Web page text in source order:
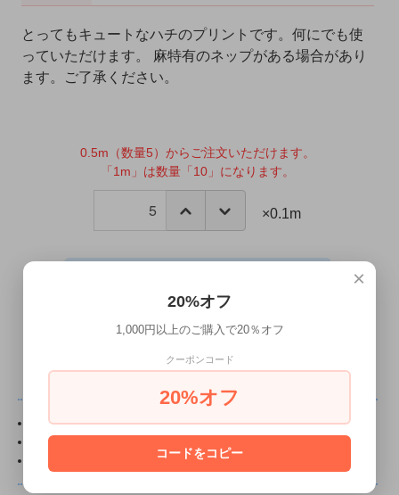
とってもキュートなハチのプリントです。何にでも使
っていただけます。 麻特有のネップがある場合があり
ます。ご了承ください。
0.5m（数量5）からご注文いただけます。
「1m」は数量「10」になります。
×0.1m
商品についてのお問い合わせ
0.5m以上 0.1m単位でカットいたします。
布に貼付の丸いシールは直径1.5cmです。
ピンクのお花マークのある商品は リクエスト
×
20%オフ
1,000円以上のご購入で20％オフ
クーポンコード
20%オフ
コードをコピー